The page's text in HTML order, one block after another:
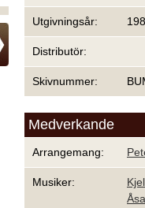
Utgivningsår:
Distributör:
Skivnummer:
Medverkande
Arrangemang:
Musiker: